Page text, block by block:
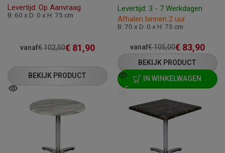
Levertijd: Op Aanvraag
B: 60 x D: 0 x H: 75 cm
vanaf€102,50€ 81,90
BEKIJK PRODUCT
Levertijd: 3 - 7 Werkdagen
Afhalen binnen 2 uur
B: 70 x D: 0 x H: 75 cm
vanaf€105,00€ 83,90
BEKIJK PRODUCT
IN WINKELWAGEN